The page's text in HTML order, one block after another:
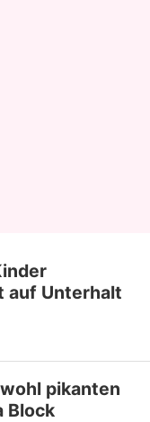
auf Unterhalt
pikanten
Block